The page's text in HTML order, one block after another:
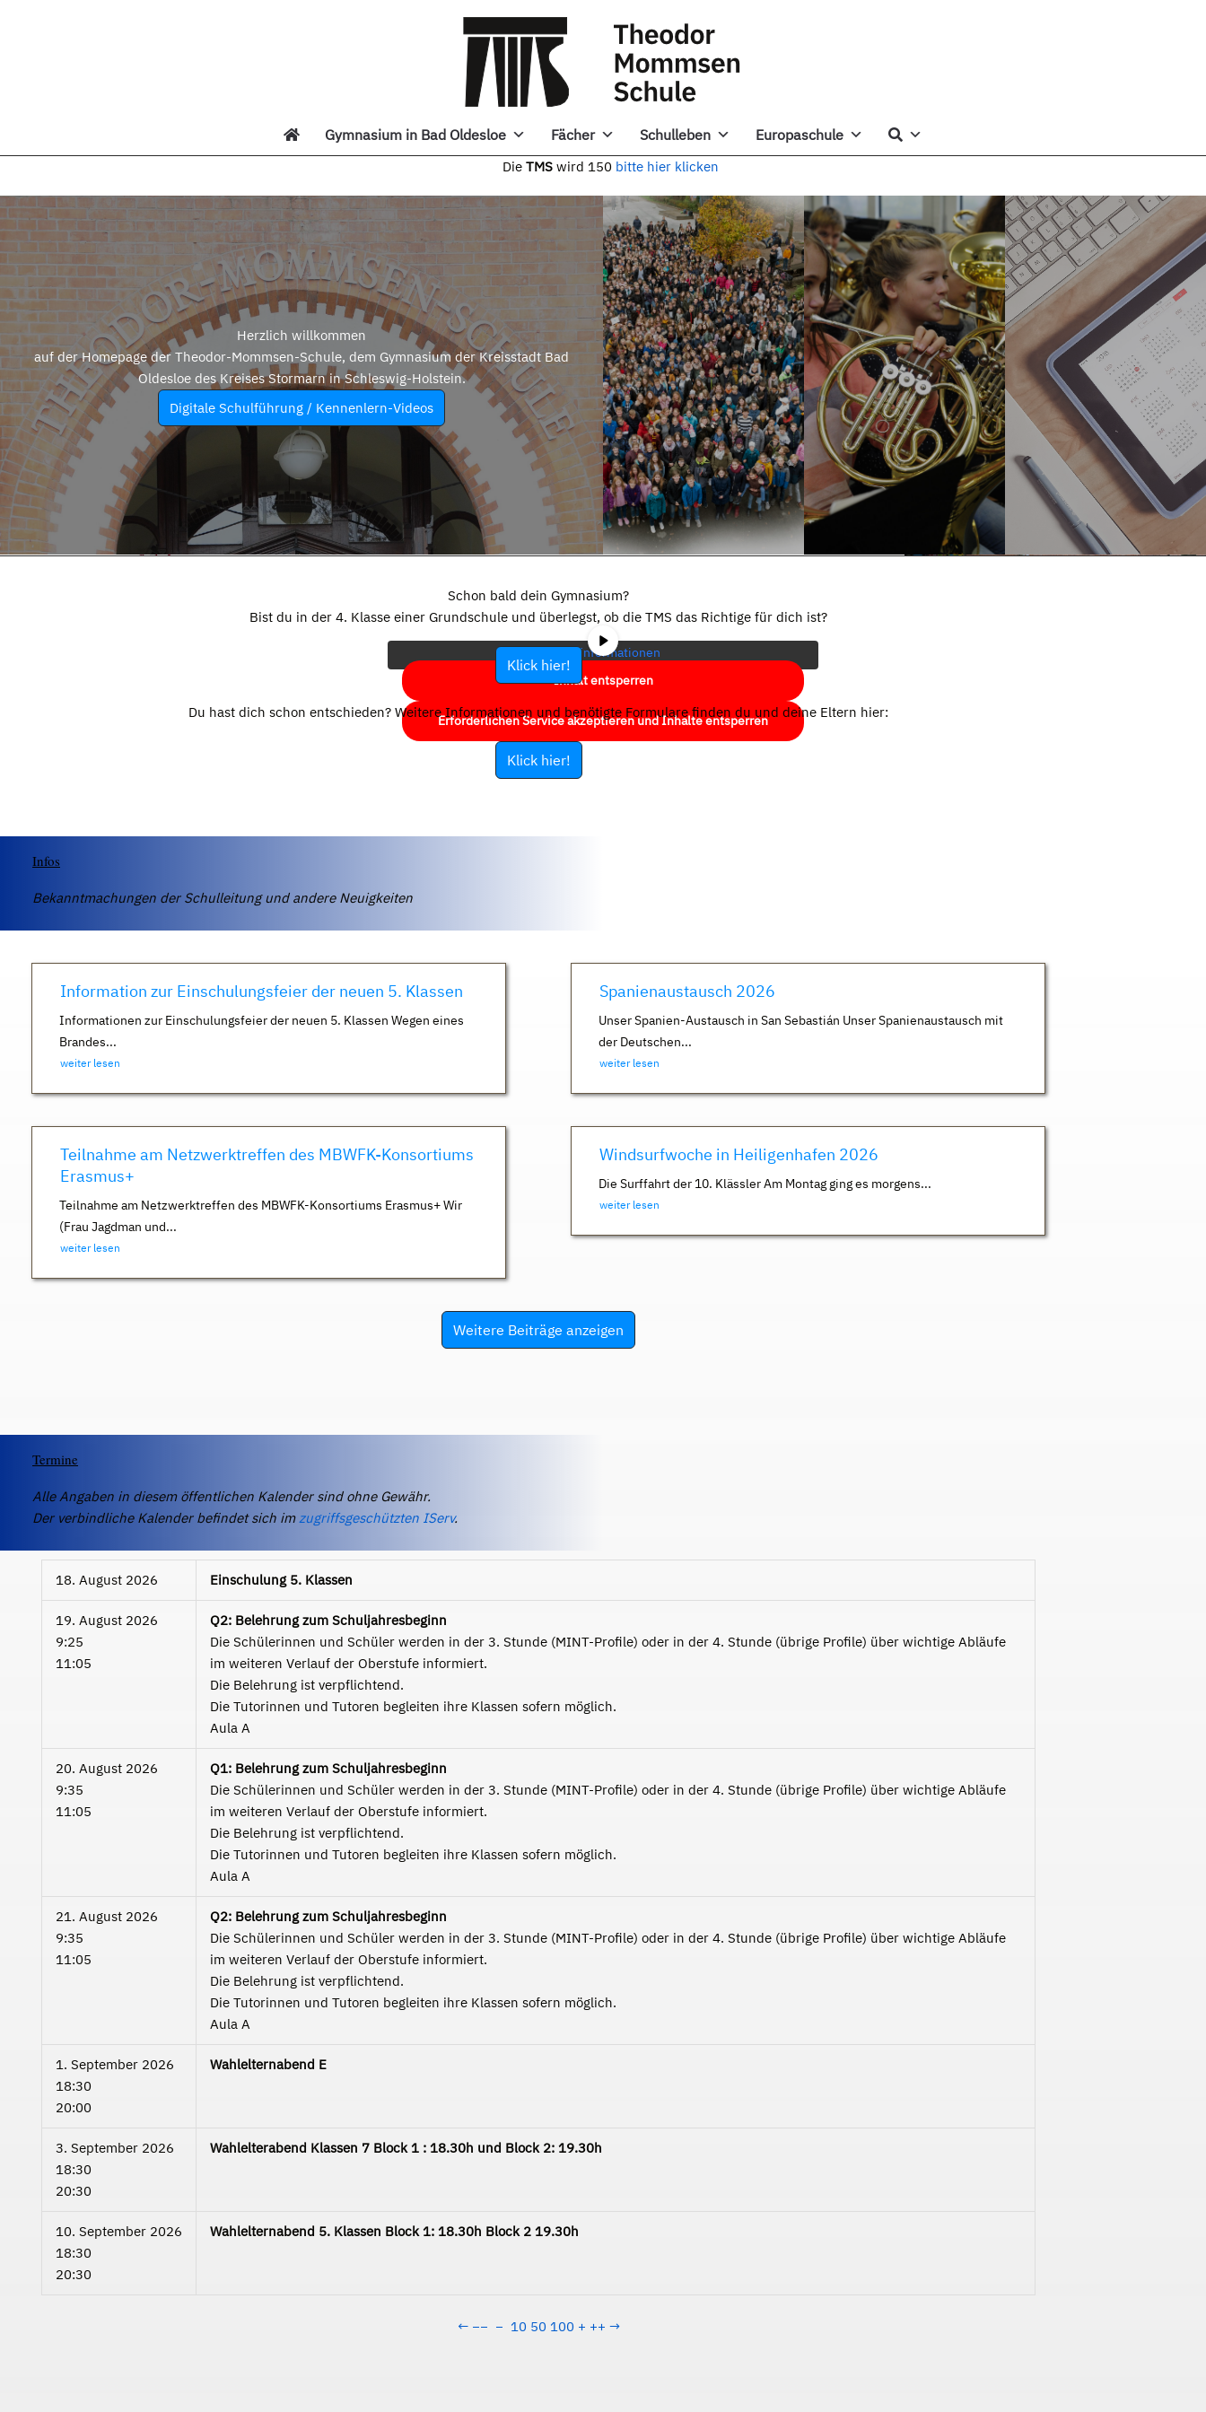
Gymnasium in Bad Oldesloe Fächer Schulleben Europaschule
Die TMS wird 150 bitte hier klicken
Herzlich willkommen
auf der Homepage der Theodor-Mommsen-Schule, dem Gymnasium der Kreisstadt Bad
Oldesloe des Kreises Stormarn in Schleswig-Holstein.
Digitale Schulführung / Kennenlern-Videos
eigentlichen Inhalt zuzugreifen, klicken Sie auf die Schaltfläche unten.
Bitte beachten Sie, dass dabei Daten an Drittanbieter weitergegeben
werden.
Mehr Informationen
Inhalt entsperren
Erforderlichen Service akzeptieren und Inhalte entsperren
Schon bald dein Gymnasium?
Bist du in der 4. Klasse einer Grundschule und überlegst, ob die TMS das Richtige für dich ist?
Klick hier!
Du hast dich schon entschieden? Weitere Informationen und benötigte Formulare finden du und deine Eltern hier:
Klick hier!
Infos
Bekanntmachungen der Schulleitung und andere Neuigkeiten
Information zur Einschulungsfeier der neuen 5. Klassen
Informationen zur Einschulungsfeier der neuen 5. Klassen Wegen eines
Brandes...
weiter lesen
Spanienaustausch 2026
Unser Spanien-Austausch in San Sebastián Unser Spanienaustausch mit
der Deutschen...
weiter lesen
Teilnahme am Netzwerktreffen des MBWFK-Konsortiums
Erasmus+
Teilnahme am Netzwerktreffen des MBWFK-Konsortiums Erasmus+ Wir
(Frau Jagdman und...
weiter lesen
Windsurfwoche in Heiligenhafen 2026
Die Surffahrt der 10. Klässler Am Montag ging es morgens...
weiter lesen
Weitere Beiträge anzeigen
Termine
Alle Angaben in diesem öffentlichen Kalender sind ohne Gewähr.
Der verbindliche Kalender befindet sich imzugriffsgeschützten IServ.
18. August 2026 Einschulung 5. Klassen
19. August 2026
9:25
11:05
Q2: Belehrung zum Schuljahresbeginn
Die Schülerinnen und Schüler werden in der 3. Stunde (MINT-Profile) oder in der 4. Stunde (übrige Profile) über wichtige Abläufe
im weiteren Verlauf der Oberstufe informiert.
Die Belehrung ist verpflichtend.
Die Tutorinnen und Tutoren begleiten ihre Klassen sofern möglich.
Aula A
20. August 2026
9:35
11:05
Q1: Belehrung zum Schuljahresbeginn
Die Schülerinnen und Schüler werden in der 3. Stunde (MINT-Profile) oder in der 4. Stunde (übrige Profile) über wichtige Abläufe
im weiteren Verlauf der Oberstufe informiert.
Die Belehrung ist verpflichtend.
Die Tutorinnen und Tutoren begleiten ihre Klassen sofern möglich.
Aula A
21. August 2026
9:35
11:05
Q2: Belehrung zum Schuljahresbeginn
Die Schülerinnen und Schüler werden in der 3. Stunde (MINT-Profile) oder in der 4. Stunde (übrige Profile) über wichtige Abläufe
im weiteren Verlauf der Oberstufe informiert.
Die Belehrung ist verpflichtend.
Die Tutorinnen und Tutoren begleiten ihre Klassen sofern möglich.
Aula A
1. September 2026
18:30
20:00
Wahlelternabend E
3. September 2026
18:30
20:30
Wahlelterabend Klassen 7 Block 1 : 18.30h und Block 2: 19.30h
10. September 2026
18:30
20:30
Wahlelternabend 5. Klassen Block 1: 18.30h Block 2 19.30h
← −− − 10 50 100 + ++ →